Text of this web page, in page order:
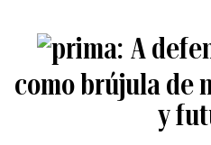
A
como brújula de
y